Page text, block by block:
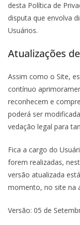
desta Política de
disputa que envolva
Usuários.
Atualizações
Assim como o Site,
contínuo
reconhecem e
poderá ser
vedação legal para
Fica a cargo do
forem realizadas,
versão atualizada
momento, no site na
Versão: 05 de